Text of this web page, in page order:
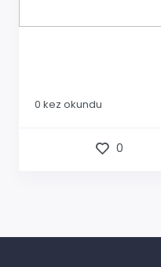
0 kez okundu
0